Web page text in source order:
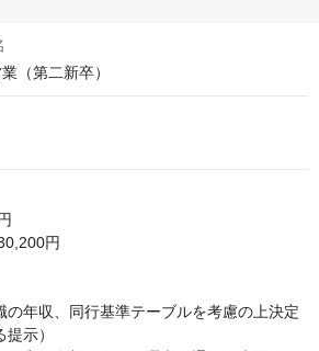
（第二新卒）
円
年収、同行基準テーブルを考慮の上決定
示）